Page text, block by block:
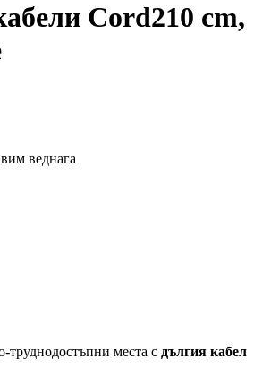
Cord210 cm,
веднага
труднодостъпни места с дългия кабел